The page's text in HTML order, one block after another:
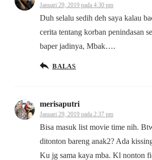
Januari 29, 2019 pada 4:30 pm
Duh selalu sedih deh saya kalau
cerita tentang korban penindasan
baper jadinya, Mbak….
BALAS
merisaputri
Januari 29, 2019 pada 2:37 pm
Bisa masuk list movie time nih.
ditonton bareng anak2? Ada
Ku jg sama kaya mba. Kl nonton